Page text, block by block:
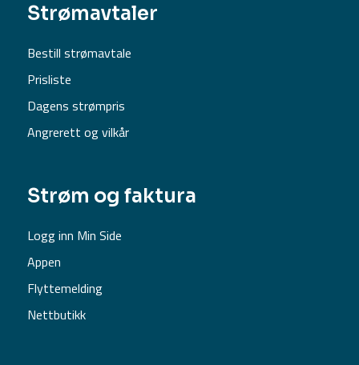
Strømavtaler
Bestill strømavtale
Prisliste
Dagens strømpris
Angrerett og vilkår
Strøm og faktura
Logg inn Min Side
Appen
Flyttemelding
Nettbutikk